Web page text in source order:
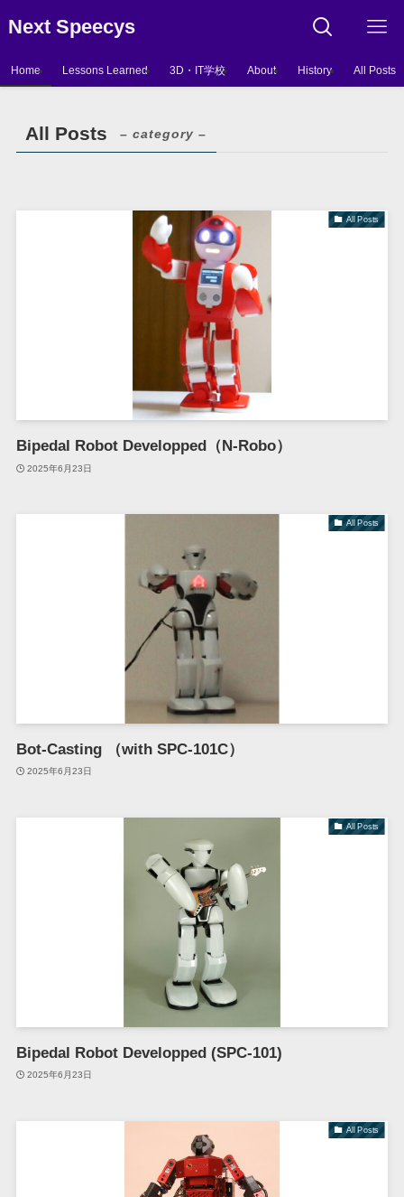
Next Speecys
Home Lessons Learned 3D・IT学校 About History All Posts
All Posts – category –
All Posts
Bipedal Robot Developped（N-Robo）
2025年6月23日
All Posts
Bot-Casting （with SPC-101C）
2025年6月23日
All Posts
Bipedal Robot Developped (SPC-101)
2025年6月23日
All Posts